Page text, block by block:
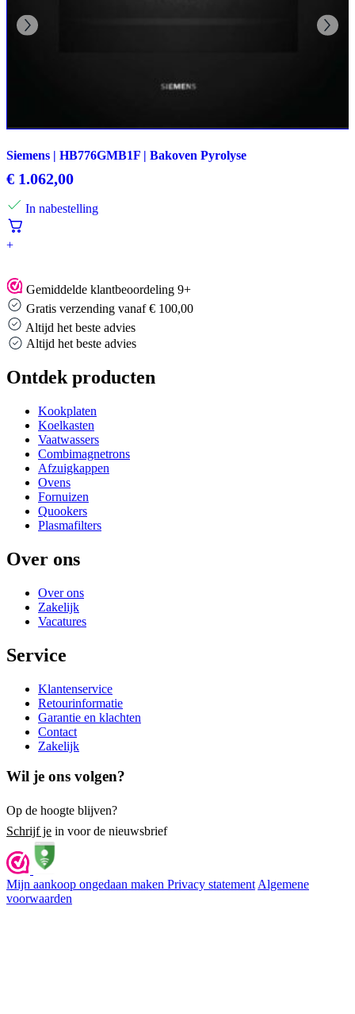
Siemens | HB776GMB1F | Bakoven Pyrolyse
€ 1.062,00
In nabestelling
+
Gemiddelde klantbeoordeling 9+
Gratis verzending vanaf € 100,00
Altijd het beste advies
Altijd het beste advies
Ontdek producten
Kookplaten
Koelkasten
Vaatwassers
Combimagnetrons
Afzuigkappen
Ovens
Fornuizen
Quookers
Plasmafilters
Over ons
Over ons
Zakelijk
Vacatures
Service
Klantenservice
Retourinformatie
Garantie en klachten
Contact
Zakelijk
Wil je ons volgen?
Op de hoogte blijven?
Schrijf je in voor de nieuwsbrief
Mijn aankoop ongedaan maken Privacy statement Algemene
voorwaarden